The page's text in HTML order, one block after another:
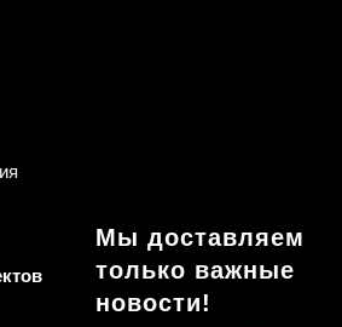
Мы доставляем
только важные
новости!